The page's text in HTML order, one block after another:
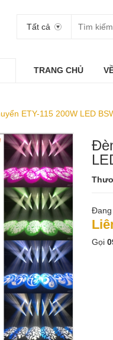
Tất cả
TRANG CHỦ
ETY-115 200W LED
Đang
Gọi